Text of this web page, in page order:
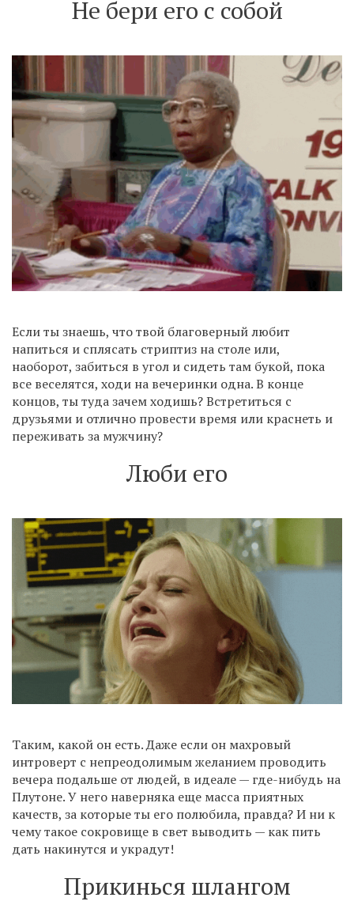
Не бери его с собой
Если ты знаешь, что твой благоверный любит
напиться и сплясать стриптиз на столе или,
наоборот, забиться в угол и сидеть там букой, пока
все веселятся, ходи на вечеринки одна. В конце
концов, ты туда зачем ходишь? Встретиться с
друзьями и отлично провести время или краснеть и
переживать за мужчину?
Люби его
Таким, какой он есть. Даже если он махровый
интроверт с непреодолимым желанием проводить
вечера подальше от людей, в идеале — где-нибудь на
Плутоне. У него наверняка еще масса приятных
качеств, за которые ты его полюбила, правда? И ни к
чему такое сокровище в свет выводить — как пить
дать накинутся и украдут!
Прикинься шлангом